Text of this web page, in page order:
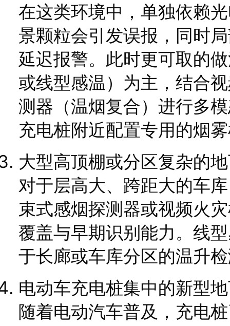
在这类环境中，单独依赖
景颗粒会引发误报，同时
延迟报警。此时更可取的
或线型感温）为主，结合
测器（温烟复合）进行多
充电桩附近配置专用的烟
大型高顶棚或分区复杂的
对于层高大、跨距大的车
束式感烟探测器或视频火
覆盖与早期识别能力。线
于长廊或车库分区的温升
电动车充电桩集中的新型
随着电动汽车普及，充电